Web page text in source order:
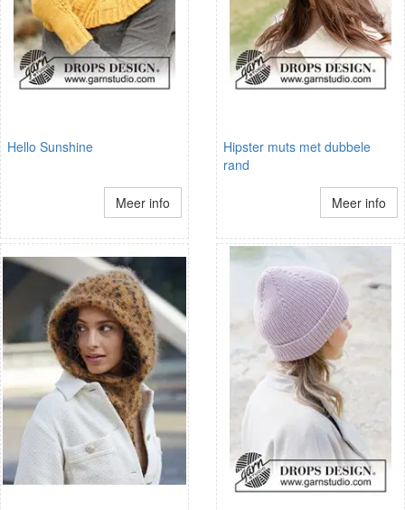
Hello Sunshine
Meer info
Hipster muts met dubbele
rand
Meer info